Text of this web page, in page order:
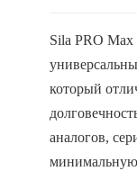
Sila PRO
который
аналогов,
минимальную